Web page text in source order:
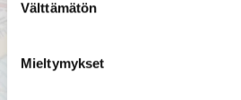
valinta
Välttämätön
Mieltymykset